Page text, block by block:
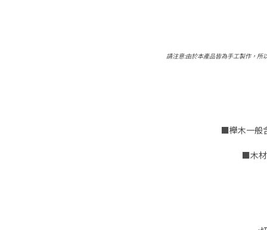
請注意:由於本產品皆為手工製作，所
■櫸木一般
■木